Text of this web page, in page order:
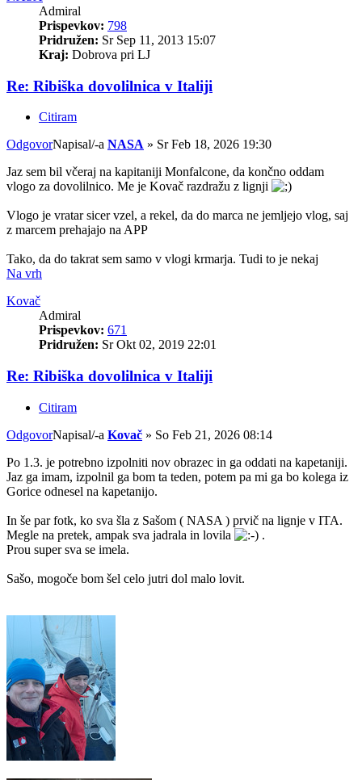
Admiral
Prispevkov: 798
Pridružen: Sr Sep 11, 2013 15:07
Kraj: Dobrova pri LJ
Re: Ribiška dovolilnica v Italiji
Citiram
OdgovorNapisal/-a NASA » Sr Feb 18, 2026 19:30
Jaz sem bil včeraj na kapitaniji Monfalcone, da končno oddam
vlogo za dovolilnico. Me je Kovač razdražu z lignji
Vlogo je vratar sicer vzel, a rekel, da do marca ne jemljejo vlog, saj
z marcem prehajajo na APP
Tako, da do takrat sem samo v vlogi krmarja. Tudi to je nekaj
Na vrh
Kovač
Admiral
Prispevkov: 671
Pridružen: Sr Okt 02, 2019 22:01
Re: Ribiška dovolilnica v Italiji
Citiram
OdgovorNapisal/-a Kovač » So Feb 21, 2026 08:14
Po 1.3. je potrebno izpolniti nov obrazec in ga oddati na kapetaniji.
Jaz ga imam, izpolnil ga bom ta teden, potem pa mi ga bo kolega iz
Gorice odnesel na kapetanijo.
In še par fotk, ko sva šla z Sašom ( NASA ) prvič na lignje v ITA.
Megle na pretek, ampak sva jadrala in lovila
.
Prou super sva se imela.
Sašo, mogoče bom šel celo jutri dol malo lovit.